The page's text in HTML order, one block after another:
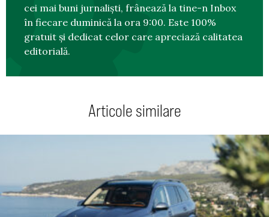
cei mai buni jurnaliști, frânează la tine-n Inbox
în fiecare duminică la ora 9:00. Este 100%
gratuit și dedicat celor care apreciază calitatea
editorială.
Articole similare